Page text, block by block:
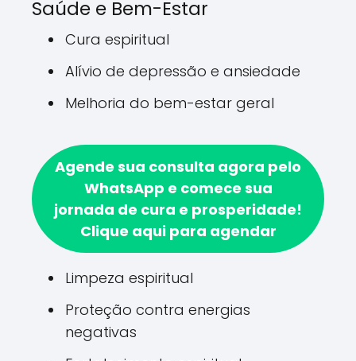
Saúde e Bem-Estar
Cura espiritual
Alívio de depressão e ansiedade
Melhoria do bem-estar geral
Agende sua consulta agora pelo
WhatsApp e comece sua
jornada de cura e prosperidade!
Clique aqui para agendar
Limpeza espiritual
Proteção contra energias
negativas